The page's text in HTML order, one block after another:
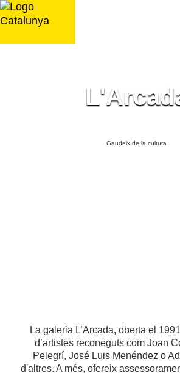
Saltar
al
Gaudeix de la cultura
La galeria L’Arcada, oberta el
d’artistes reconeguts com Joan
Pelegrí, José Luis Menéndez o
d'altres. A més, ofereix